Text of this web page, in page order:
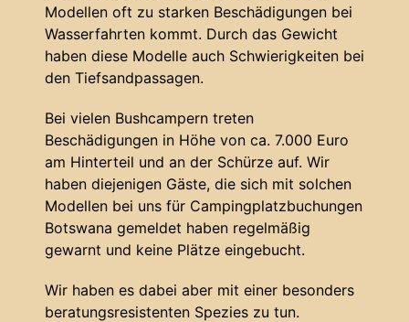
Modellen oft zu starken Beschädigungen bei
Wasserfahrten kommt. Durch das Gewicht
haben diese Modelle auch Schwierigkeiten bei
den Tiefsandpassagen.
Bei vielen Bushcampern treten
Beschädigungen in Höhe von ca. 7.000 Euro
am Hinterteil und an der Schürze auf. Wir
haben diejenigen Gäste, die sich mit solchen
Modellen bei uns für Campingplatzbuchungen
Botswana gemeldet haben regelmäßig
gewarnt und keine Plätze eingebucht.
Wir haben es dabei aber mit einer besonders
beratungsresistenten Spezies zu tun.